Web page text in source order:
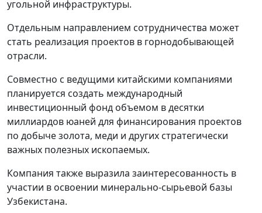
угольной инфраструктуры.
Отдельным направлением сотрудничества может
стать реализация проектов в горнодобывающей
отрасли.
Совместно с ведущими китайскими компаниями
планируется создать международный
инвестиционный фонд объемом в десятки
миллиардов юаней для финансирования проектов
по добыче золота, меди и других стратегически
важных полезных ископаемых.
Компания также выразила заинтересованность в
участии в освоении минерально-сырьевой базы
Узбекистана.